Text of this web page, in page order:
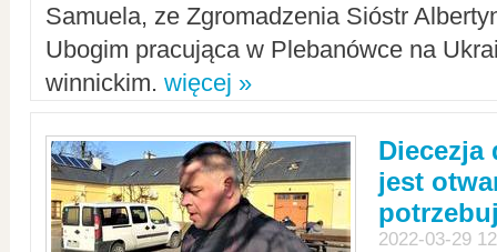
Samuela, ze Zgromadzenia Sióstr
Ubogim pracująca w Plebanówce na
winnickim. więcej »
Diecezja
jest
2022-03-29